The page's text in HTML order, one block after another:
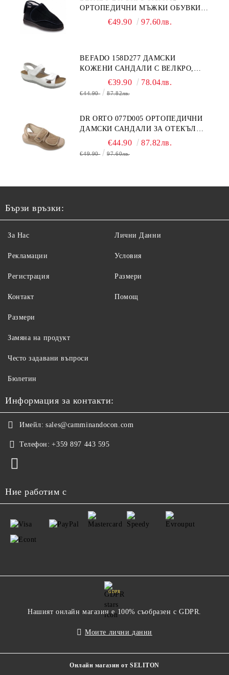
ОРТОПЕДИЧНИ МЪЖКИ ОБУВКИ
ЗА ГИПСИРАН ИЛИ СВРЪХ
€49.90 97.60лв.
BEFADO 158D277 ДАМСКИ
КОЖЕНИ САНДАЛИ С ВЕЛКРО,
€39.90 78.04лв.
€44.90 87.82лв.
DR ORTO 077D005 ОРТОПЕДИЧНИ
ДАМСКИ САНДАЛИ ЗА ОТЕКЪЛ
КРАК, БЕЖОВИ
€44.90 87.82лв.
€49.90 97.60лв.
Бързи връзки:
За Нас
Рекламации
Регистрация
Контакт
Лични Данни
Условия
Размери
Помощ
Размери
Замяна на продукт
Често задавани въпроси
Бюлетин
Информация за контакти:
Имейл: sales@camminandocon.com
Телефон: +359 897 443 595
Ние работим с
GDPR
Нашият онлайн магазин е 100% съобразен с GDPR.
Моите лични данни
Онлайн магазин от SELITON